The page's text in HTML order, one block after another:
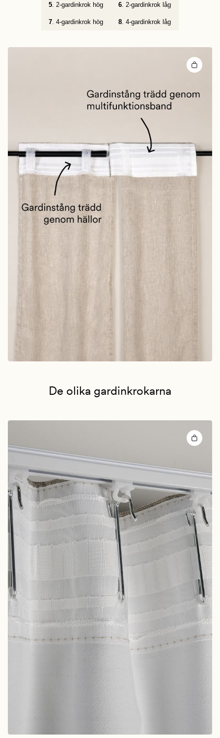
5. 2-gardinkrok hög 6. 2-gardinkrok låg
7. 4-gardinkrok hög 8. 4-gardinkrok låg
De olika gardinkrokarna